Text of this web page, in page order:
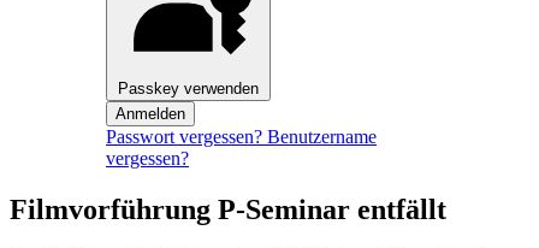
Passkey verwenden
Anmelden
Passwort vergessen? Benutzername
vergessen?
Filmvorführung P-Seminar entfällt